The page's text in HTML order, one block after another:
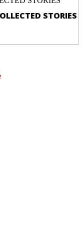
STORIES